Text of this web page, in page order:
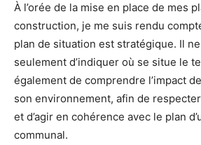
À l’orée de la mise en place de mes
construction, je me suis rendu
plan de situation est stratégique. Il ne
seulement d’indiquer où se situe le
également de comprendre l’impact
son environnement, afin de
et d’agir en cohérence avec le plan
communal.